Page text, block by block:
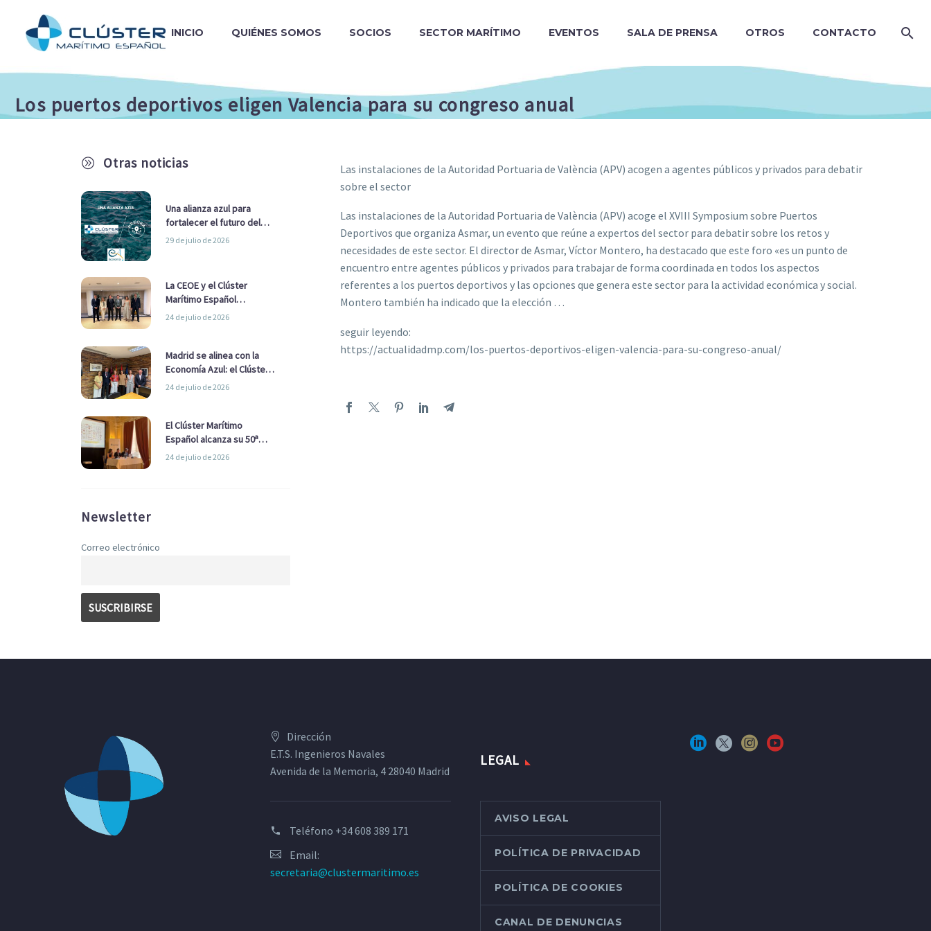
INICIO QUIÉNES SOMOS SOCIOS SECTOR MARÍTIMO EVENTOS SALA DE PRENSA OTROS CONTACTO
Los puertos deportivos eligen Valencia para su congreso anual
A Otras noticias
Una alianza azul para
fortalecer el futuro del
sector marítimo
29 de julio de 2026
La CEOE y el Clúster
Marítimo Español
refuerzan su alianza para
24 de julio de 2026
Madrid se alinea con la
Economía Azul: el Clúster
Marítimo Español y la Real
Ayuntamiento
24 de julio de 2026
El Clúster Marítimo
Español alcanza su 50ª
Asamblea reafirmando su
24 de julio de 2026
Newsletter
Correo electrónico
Las instalaciones de la Autoridad Portuaria de València (APV) acogen a agentes públicos y privados para debatir
sobre el sector
Las instalaciones de la Autoridad Portuaria de València (APV) acoge el XVIII Symposium sobre Puertos
Deportivos que organiza Asmar, un evento que reúne a expertos del sector para debatir sobre los retos y
necesidades de este sector. El director de Asmar, Víctor Montero, ha destacado que este foro «es un punto de
encuentro entre agentes públicos y privados para trabajar de forma coordinada en todos los aspectos
referentes a los puertos deportivos y las opciones que genera este sector para la actividad económica y social.
Montero también ha indicado que la elección …
seguir leyendo:
https://actualidadmp.com/los-puertos-deportivos-eligen-valencia-para-su-congreso-anual/
Dirección
E.T.S. Ingenieros Navales
Avenida de la Memoria, 4 28040 Madrid
Teléfono +34 608 389 171
Email:
secretaria@clustermaritimo.es
LEGAL
AVISO LEGAL
POLÍTICA DE PRIVACIDAD
POLÍTICA DE COOKIES
CANAL DE DENUNCIAS